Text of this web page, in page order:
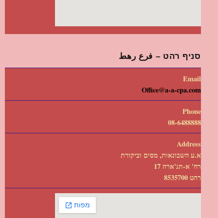
סניף רהט – فرع رهط
Email
Office@a-a-cpa.com
Phone
08-6488888
Address
א.ע חשבונאות, מסים וביקורת
רח' א-תג'ארה 17
רהט 8535700